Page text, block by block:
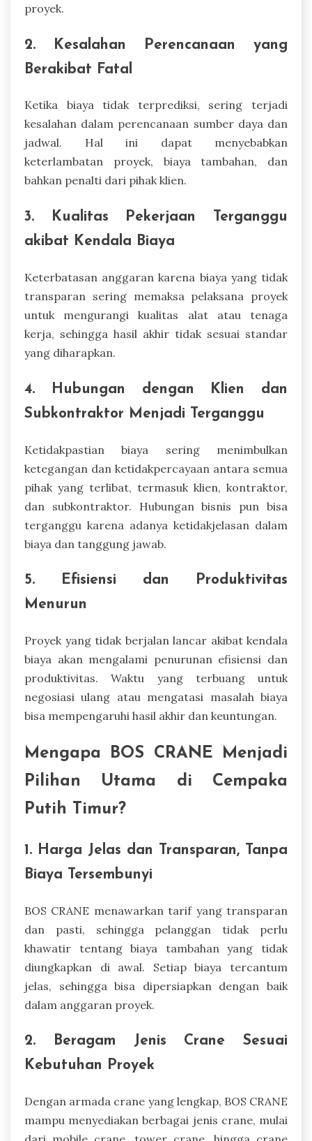
proyek.
2. Kesalahan Perencanaan yang
Berakibat Fatal
Ketika biaya tidak terprediksi, sering terjadi
kesalahan dalam perencanaan sumber daya dan
jadwal. Hal ini dapat menyebabkan
keterlambatan proyek, biaya tambahan, dan
bahkan penalti dari pihak klien.
3. Kualitas Pekerjaan Terganggu
akibat Kendala Biaya
Keterbatasan anggaran karena biaya yang tidak
transparan sering memaksa pelaksana proyek
untuk mengurangi kualitas alat atau tenaga
kerja, sehingga hasil akhir tidak sesuai standar
yang diharapkan.
4. Hubungan dengan Klien dan
Subkontraktor Menjadi Terganggu
Ketidakpastian biaya sering menimbulkan
ketegangan dan ketidakpercayaan antara semua
pihak yang terlibat, termasuk klien, kontraktor,
dan subkontraktor. Hubungan bisnis pun bisa
terganggu karena adanya ketidakjelasan dalam
biaya dan tanggung jawab.
5. Efisiensi dan Produktivitas
Menurun
Proyek yang tidak berjalan lancar akibat kendala
biaya akan mengalami penurunan efisiensi dan
produktivitas. Waktu yang terbuang untuk
negosiasi ulang atau mengatasi masalah biaya
bisa mempengaruhi hasil akhir dan keuntungan.
Mengapa BOS CRANE Menjadi
Pilihan Utama di Cempaka
Putih Timur?
1. Harga Jelas dan Transparan, Tanpa
Biaya Tersembunyi
BOS CRANE menawarkan tarif yang transparan
dan pasti, sehingga pelanggan tidak perlu
khawatir tentang biaya tambahan yang tidak
diungkapkan di awal. Setiap biaya tercantum
jelas, sehingga bisa dipersiapkan dengan baik
dalam anggaran proyek.
2. Beragam Jenis Crane Sesuai
Kebutuhan Proyek
Dengan armada crane yang lengkap, BOS CRANE
mampu menyediakan berbagai jenis crane, mulai